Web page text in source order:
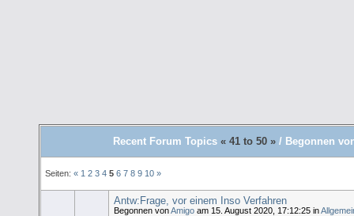
Recent Forum Topics « 41 to 50 » / Begonnen
Seiten:« 1 2 3 4 5 6 7 8 9 10 »
Antw:Frage, vor einem Inso Verfahren
Begonnen vonAmigo am 15. August 2020, 17:12:25 in